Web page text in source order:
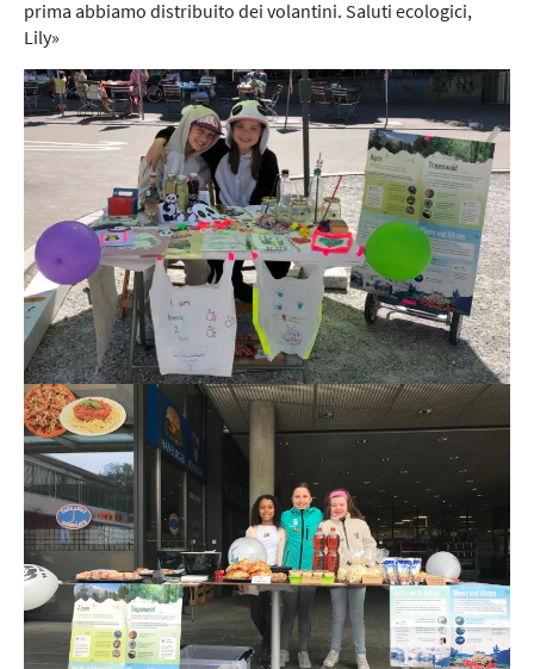
prima abbiamo distribuito dei volantini. Saluti ecologici,
Lily»